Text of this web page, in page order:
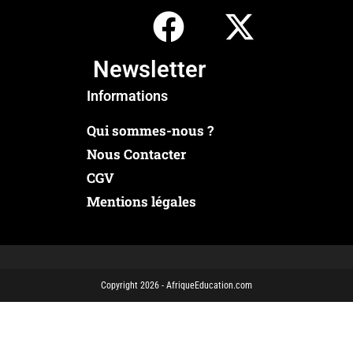
Newsletter
Informations
Qui sommes-nous ?
Nous Contacter
CGV
Mentions légales
Copyright 2026 - AfriqueEducation.com